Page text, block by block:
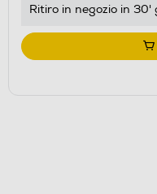
Ritiro in negozio in 30'